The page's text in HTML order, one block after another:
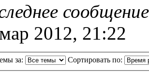
2012, 21:22
за: Сортировать по: